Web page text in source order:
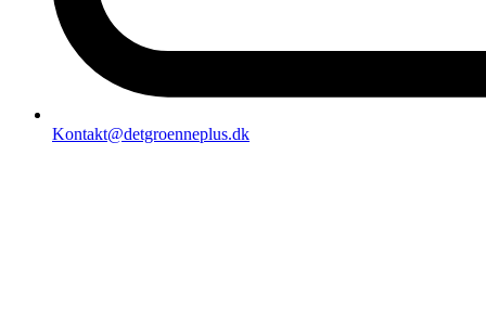
Kontakt@detgroenneplus.dk